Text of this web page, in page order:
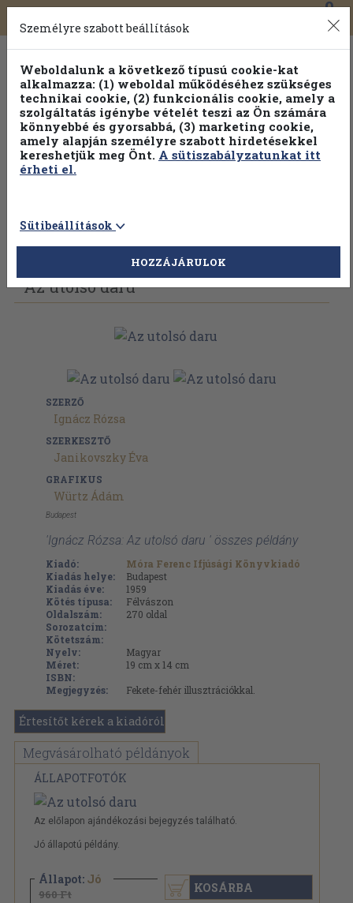
Toggle
navigation
0
Válogasson több mint 1.000.000 kiadványunk közül
100% kedvezménnyel!
Vissza az előző oldalra Válasszon példányt
Az utolsó daru
SZERZŐ
Ignácz Rózsa
SZERKESZTŐ
Janikovszky Éva
GRAFIKUS
Würtz Ádám
Budapest
'Ignácz Rózsa: Az utolsó daru ' összes példány
Kiadó:
Móra Ferenc Ifjúsági Könyvkiadó
Kiadás helye:
Budapest
Kiadás éve:
1959
Kötés típusa:
Félvászon
Oldalszám:
270 oldal
Sorozatcím:
Kötetszám:
Nyelv:
Magyar
Méret:
19 cm x 14 cm
ISBN:
Megjegyzés:
Fekete-fehér illusztrációkkal.
Értesítőt kérek a kiadóról
Megvásárolható példányok
ÁLLAPOTFOTÓK
Az előlapon ajándékozási bejegyzés található.
Jó állapotú példány.
Állapot: Jó
960 Ft KOSÁRBA
Személyre szabott beállítások
Weboldalunk a következő típusú cookie-kat
alkalmazza: (1) weboldal működéséhez szükséges
technikai cookie, (2) funkcionális cookie, amely a
szolgáltatás igénybe vételét teszi az Ön számára
könnyebbé és gyorsabbá, (3) marketing cookie,
amely alapján személyre szabott hirdetésekkel
kereshetjük meg Önt. A sütiszabályzatunkat itt
érheti el.
Sütibeállítások
HOZZÁJÁRULOK